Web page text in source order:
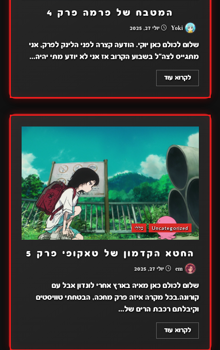
המטבח של פרמה פרק 4
Yoki יולי 27, 2025
שלום לכולם כאן יוקי. הודעה קצרה לפני הלינק לפרק, אני
מתגייס לצה"ל בשבוע הקרוב אז אני לא יודע מתי יהיה...
לקרוא עוד
Uncategorized כללי
החטא הקדמון של טאקופי פרק 5
em יולי 27, 2025
שלום לכולם כאן מאיה בארץ אחרי לונדון אבל עם
קורונה.בכל מקרה איזה פרק מחכה, הבטחתי טוויסטים
וקיבלתם רכבת הרים של...
לקרוא עוד